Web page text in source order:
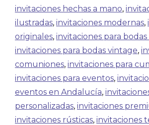
invitaciones hechas a mano,
ilustradas, invitaciones modernas,
originales, invitaciones para
invitaciones para bodas vintage,
comuniones, invitaciones para
invitaciones para eventos,
eventos en Andalucía,
personalizadas, invitaciones
invitaciones rústicas, invitaciones